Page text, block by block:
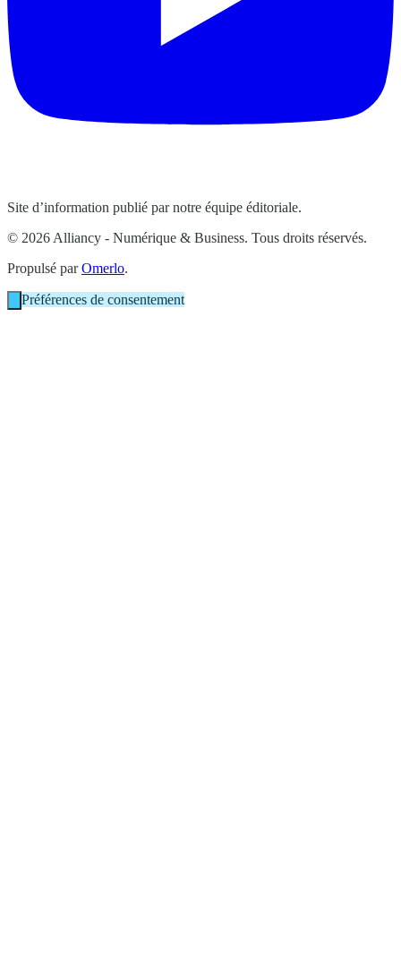
Site d’information publié par notre équipe éditoriale.
© 2026 Alliancy - Numérique & Business. Tous droits réservés.
Propulsé parOmerlo.
Préférences de consentement